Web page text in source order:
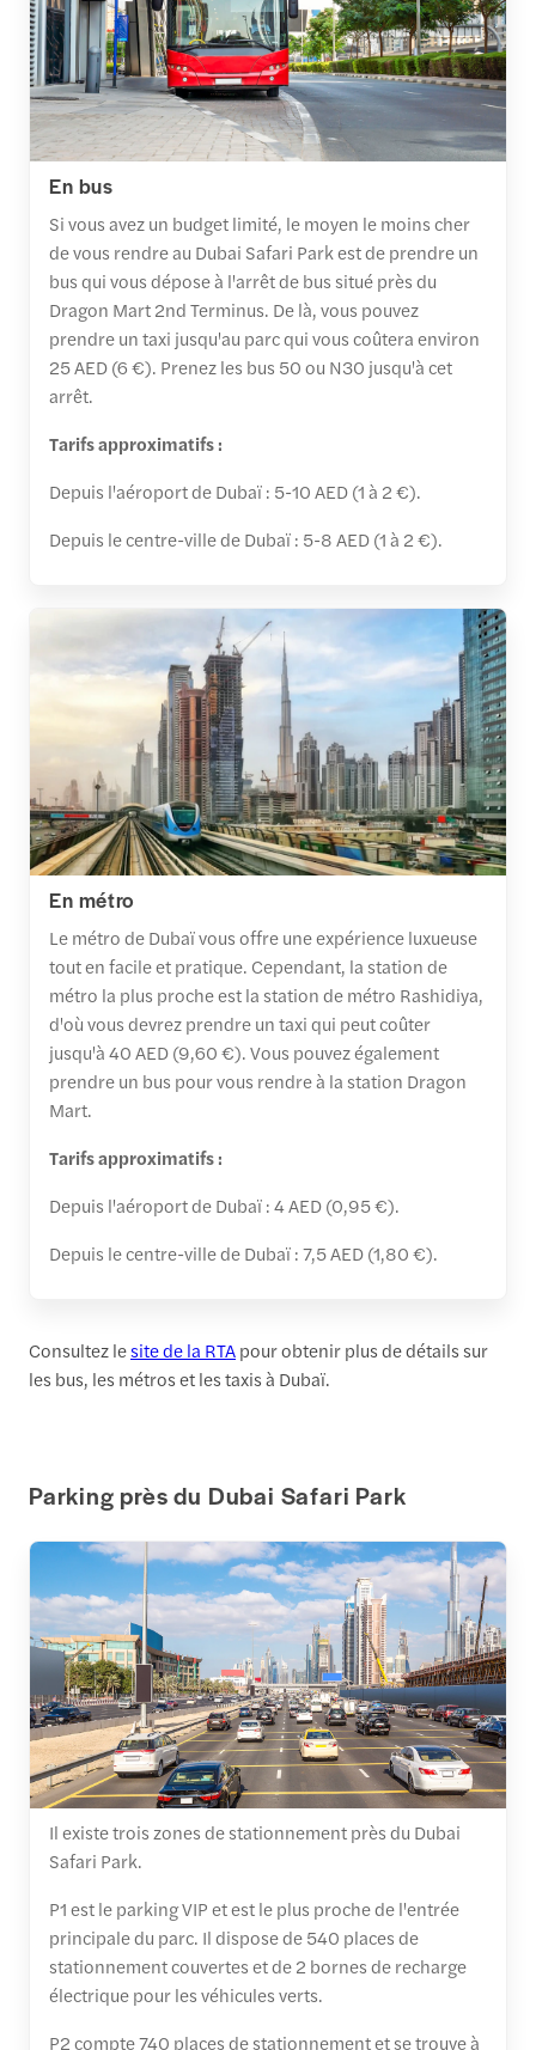
En bus
Si vous avez un budget limité, le moyen le moins cher
de vous rendre au Dubai Safari Park est de prendre un
bus qui vous dépose à l'arrêt de bus situé près du
Dragon Mart 2nd Terminus. De là, vous pouvez
prendre un taxi jusqu'au parc qui vous coûtera environ
25 AED (6 €). Prenez les bus 50 ou N30 jusqu'à cet
arrêt.
Tarifs approximatifs :
Depuis l'aéroport de Dubaï : 5-10 AED (1 à 2 €).
Depuis le centre-ville de Dubaï : 5-8 AED (1 à 2 €).
En métro
Le métro de Dubaï vous offre une expérience luxueuse
tout en facile et pratique. Cependant, la station de
métro la plus proche est la station de métro Rashidiya,
d'où vous devrez prendre un taxi qui peut coûter
jusqu'à 40 AED (9,60 €). Vous pouvez également
prendre un bus pour vous rendre à la station Dragon
Mart.
Tarifs approximatifs :
Depuis l'aéroport de Dubaï : 4 AED (0,95 €).
Depuis le centre-ville de Dubaï : 7,5 AED (1,80 €).
Consultez lesite de la RTApour obtenir plus de détails sur
les bus, les métros et les taxis à Dubaï.
Parking près du Dubai Safari Park
Il existe trois zones de stationnement près du Dubai
Safari Park.
P1 est le parking VIP et est le plus proche de l'entrée
principale du parc. Il dispose de 540 places de
stationnement couvertes et de 2 bornes de recharge
électrique pour les véhicules verts.
P2 compte 740 places de stationnement et se trouve à